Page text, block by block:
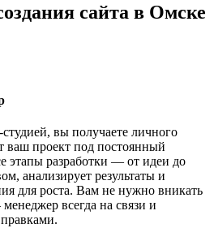
сайта в Омске
вы получаете личного
ваш проект под постоянный
этапы разработки — от идеи до
анализирует результаты и
для роста. Вам не нужно вникать
всегда на связи и